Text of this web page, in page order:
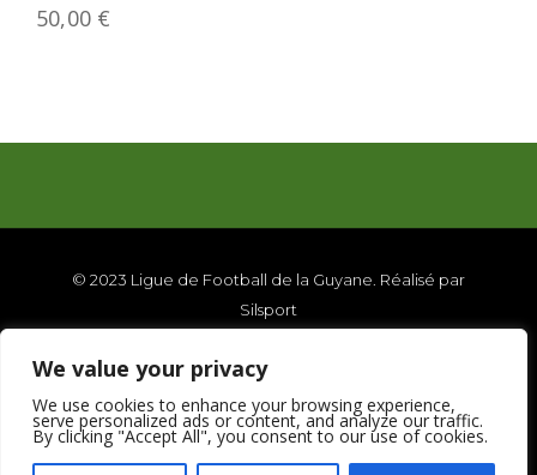
We value your privacy
We use cookies to enhance your browsing experience,
serve personalized ads or content, and analyze our traffic.
By clicking "Accept All", you consent to our use of cookies.
50,00 €
© 2023 Ligue de Football de la Guyane. Réalisé par
Silsport
Mentions légales
C.G.V.